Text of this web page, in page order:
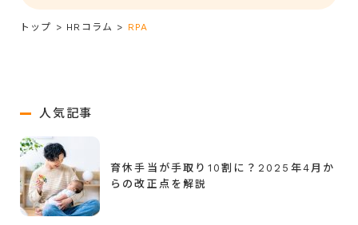
トップ > HRコラム > RPA
人気記事
育休手当が手取り10割に？2025年4月か
らの改正点を解説